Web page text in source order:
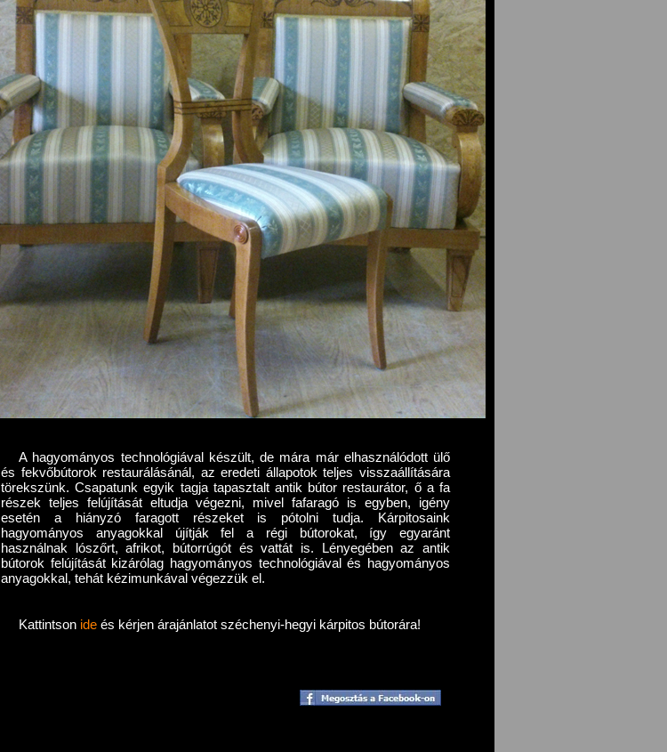
A hagyományos technológiával készült, de mára már elhasználódott ülő
és fekvőbútorok restaurálásánál, az eredeti állapotok teljes visszaállítására
törekszünk. Csapatunk egyik tagja tapasztalt antik bútor restaurátor, ő a fa
részek teljes felújítását eltudja végezni, mivel fafaragó is egyben, igény
esetén a hiányzó faragott részeket is pótolni tudja. Kárpitosaink
hagyományos anyagokkal újítják fel a régi bútorokat, így egyaránt
használnak lószőrt, afrikot, bútorrúgót és vattát is. Lényegében az antik
bútorok felújítását kizárólag hagyományos technológiával és hagyományos
anyagokkal, tehát kézimunkával végezzük el.
Kattintson ide és kérjen árajánlatot széchenyi-hegyi kárpitos bútorára!